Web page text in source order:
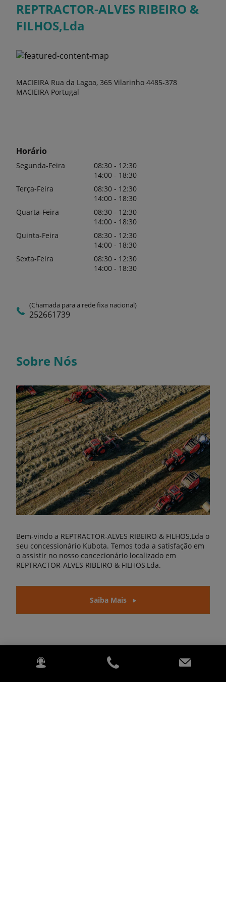
REPTRACTOR-ALVES RIBEIRO &
FILHOS,Lda
MACIEIRA Rua da Lagoa, 365 Vilarinho 4485-378
MACIEIRA Portugal
Horário
Segunda-Feira
08:30 - 12:30
14:00 - 18:30
Terça-Feira
08:30 - 12:30
14:00 - 18:30
Quarta-Feira
08:30 - 12:30
14:00 - 18:30
Quinta-Feira
08:30 - 12:30
14:00 - 18:30
Sexta-Feira
08:30 - 12:30
14:00 - 18:30
(Chamada para a rede fixa nacional)
252661739
Sobre Nós
Bem-vindo a REPTRACTOR-ALVES RIBEIRO & FILHOS,Lda o
seu concessionário Kubota. Temos toda a satisfação em
o assistir no nosso concecionário localizado em
REPTRACTOR-ALVES RIBEIRO & FILHOS,Lda.
Saiba Mais